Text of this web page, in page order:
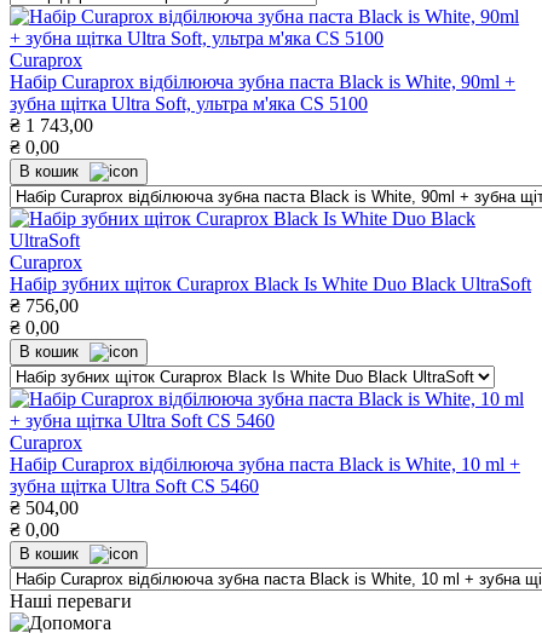
Curaprox
Набір Curaprox відбілююча зубна паста Black is White, 90ml +
зубна щітка Ultra Soft, ультра м'яка CS 5100
₴ 1 743,00
₴ 0,00
В кошик
Curaprox
Набір зубних щіток Curaprox Black Is White Duo Black UltraSoft
₴ 756,00
₴ 0,00
В кошик
Curaprox
Набір Curaprox відбілююча зубна паста Black is White, 10 ml +
зубна щітка Ultra Soft CS 5460
₴ 504,00
₴ 0,00
В кошик
Наші переваги